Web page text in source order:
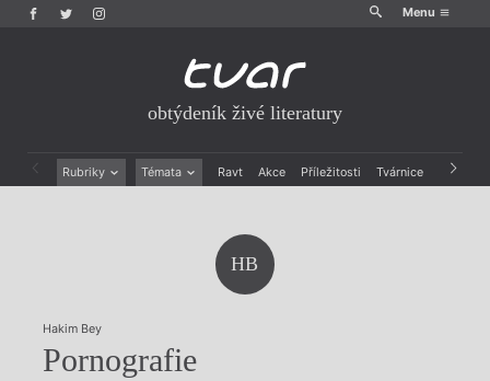
Menu
obtýdeník živé literatury
Rubriky Témata Ravt Akce Příležitosti Tvárnice Archiv
HB
Hakim Bey
Pornografie